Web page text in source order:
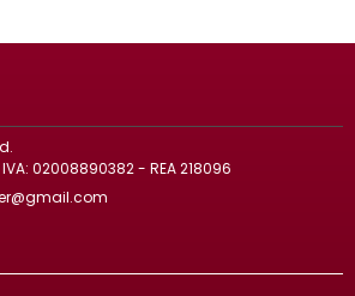
02008890382 - REA 218096